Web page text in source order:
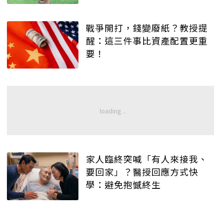
戰爭開打，錢變廢紙？教授提
醒：這三件事比資產配置更重
要！
家人臨終突喊「有人來接我、
要回家」？醫授回應方式快
學：避免抱憾終生